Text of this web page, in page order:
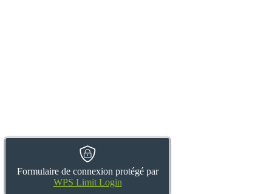
Formulaire de connexion protégé par
WPS Limit Login